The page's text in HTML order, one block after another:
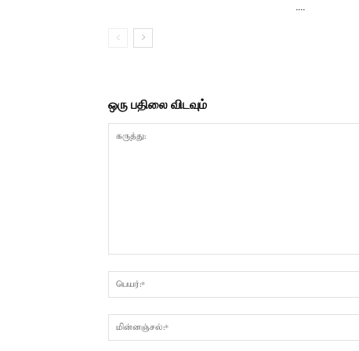
….
ஒரு பதிலை விடவும்